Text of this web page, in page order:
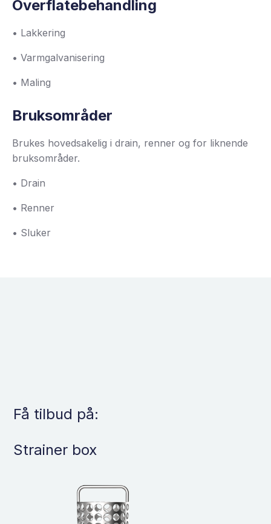
Overflatebehandling
• Lakkering
• Varmgalvanisering
• Maling
Bruksområder
Brukes hovedsakelig i drain, renner og for liknende
bruksområder.
• Drain
• Renner
• Sluker
Få tilbud på:
Strainer box